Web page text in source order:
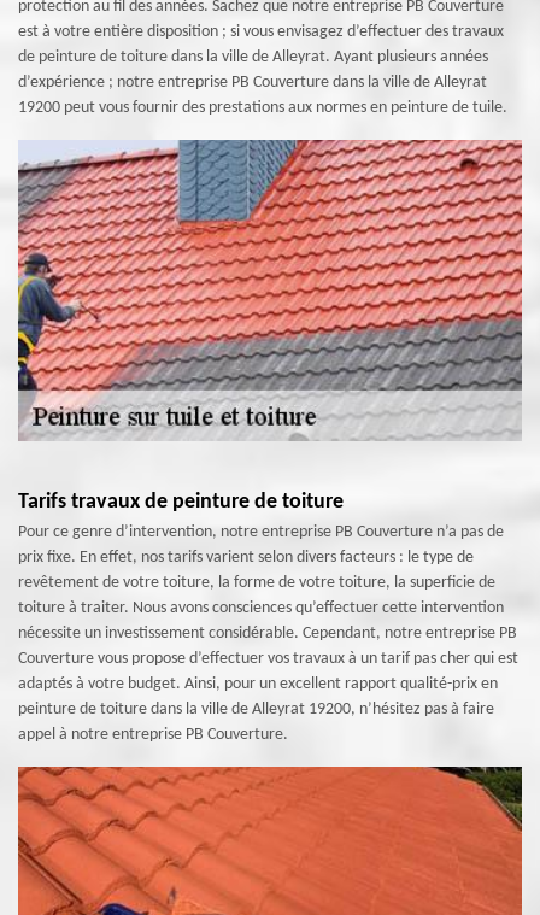
protection au fil des années. Sachez que notre entreprise PB Couverture
est à votre entière disposition ; si vous envisagez d’effectuer des travaux
de peinture de toiture dans la ville de Alleyrat. Ayant plusieurs années
d’expérience ; notre entreprise PB Couverture dans la ville de Alleyrat
19200 peut vous fournir des prestations aux normes en peinture de tuile.
Tarifs travaux de peinture de toiture
Pour ce genre d’intervention, notre entreprise PB Couverture n’a pas de
prix fixe. En effet, nos tarifs varient selon divers facteurs : le type de
revêtement de votre toiture, la forme de votre toiture, la superficie de
toiture à traiter. Nous avons consciences qu’effectuer cette intervention
nécessite un investissement considérable. Cependant, notre entreprise PB
Couverture vous propose d’effectuer vos travaux à un tarif pas cher qui est
adaptés à votre budget. Ainsi, pour un excellent rapport qualité-prix en
peinture de toiture dans la ville de Alleyrat 19200, n’hésitez pas à faire
appel à notre entreprise PB Couverture.